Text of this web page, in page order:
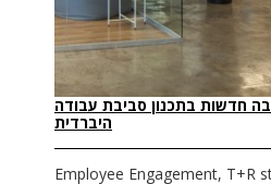
Employee Engagement, T+R
חדשות בתכנון סביבת עבודה
היברדית